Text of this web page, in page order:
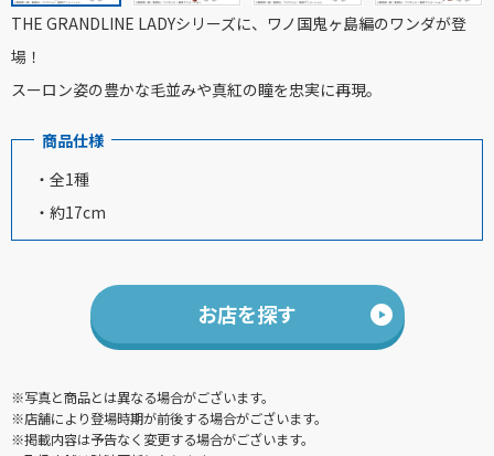
THE GRANDLINE LADYシリーズに、ワノ国鬼ヶ島編のワンダが登
場！
スーロン姿の豊かな毛並みや真紅の瞳を忠実に再現。
商品仕様
・全1種
・約17cm
お店を探す
※写真と商品とは異なる場合がございます。
※店舗により登場時期が前後する場合がございます。
※掲載内容は予告なく変更する場合がございます。